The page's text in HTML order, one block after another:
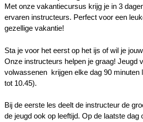
Met onze vakantiecursus krijg je in 3
ervaren instructeurs. Perfect voor een
gezellige vakantie!
Sta je voor het eerst op het ijs of wil je
Onze instructeurs helpen je graag! Jeugd
volwassenen krijgen elke dag 90 minuten
tot 10.45).
Bij de eerste les deelt de instructeur de
de jeugd ook op leeftijd. Op de laatste dag